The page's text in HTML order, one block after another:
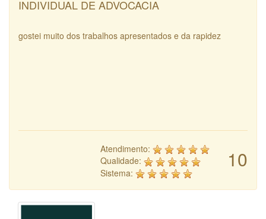
INDIVIDUAL DE ADVOCACIA
gostei muito dos trabalhos apresentados e da rapidez
10
Atendimento:
Qualidade:
Sistema: